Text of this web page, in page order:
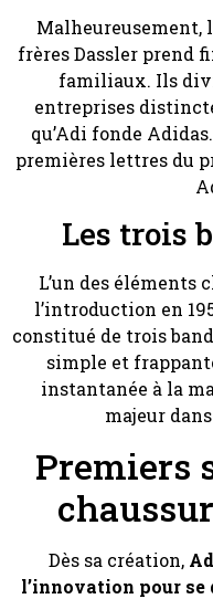
Malheureusement,
frères Dassler prend
familiaux. Ils
entreprises
qu’Adi fonde
premières lettres du
Les trois
L’un des éléments
l’introduction en
constitué de trois
simple et
instantanée à la
majeur
Premiers
Dès sa création,
l’innovation pour se